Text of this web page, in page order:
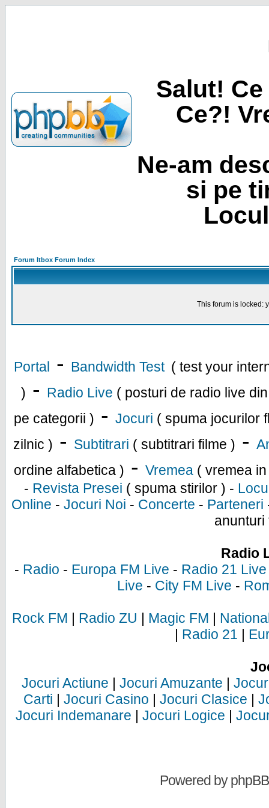
Salut!
Ce?!
Ne-am
si pe
Forum Itbox Forum Index
This forum is locked:
Portal - Bandwidth Test ( test your
) - Radio Live ( posturi de radio live
pe categorii ) - Jocuri ( spuma jocurilor
zilnic ) - Subtitrari ( subtitrari filme ) -
ordine alfabetica ) - Vremea ( vremea
- Revista Presei ( spuma stirilor ) -
Online - Jocuri Noi - Concerte - Parteneri
anunturi
Radio
- Radio - Europa FM Live - Radio 21 Live
Live - City FM Live -
Rock FM | Radio ZU | Magic FM |
| Radio 21 |
Jocuri Actiune | Jocuri Amuzante |
Carti | Jocuri Casino | Jocuri Clasice |
Jocuri Indemanare | Jocuri Logice |
Powered byphpBB